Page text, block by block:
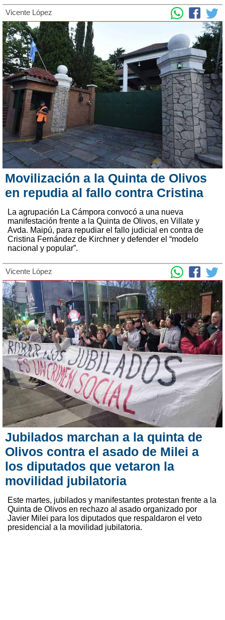
Vicente López
Movilización a la Quinta de Olivos
en repudia al fallo contra Cristina
La agrupación La Cámpora convocó a una nueva
manifestación frente a la Quinta de Olivos, en Villate y
Avda. Maipú, para repudiar el fallo judicial en contra de
Cristina Fernández de Kirchner y defender el “modelo
nacional y popular”.
Vicente López
Jubilados marchan a la quinta de
Olivos contra el asado de Milei a
los diputados que vetaron la
movilidad jubilatoria
Este martes, jubilados y manifestantes protestan frente a la
Quinta de Olivos en rechazo al asado organizado por
Javier Milei para los diputados que respaldaron el veto
presidencial a la movilidad jubilatoria.